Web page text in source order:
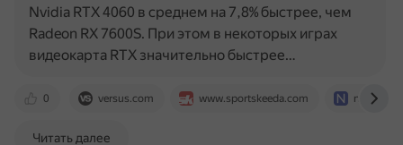
0 versus.com www.sportskeeda.com
Nvidia RTX 4060 в среднем на 7,8% быстрее, чем
Radeon RX 7600S. При этом в некоторых играх
видеокарта RTX значительно быстрее…
Читать далее